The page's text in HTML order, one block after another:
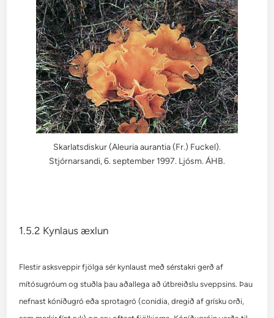
Skarlatsdiskur (Aleuria aurantia (Fr.) Fuckel).
Stjórnarsandi, 6. september 1997. Ljósm. ÁHB.
1.5.2 Kynlaus æxlun
Flestir asksveppir fjölga sér kynlaust með sérstakri gerð af
mítósugróum og stuðla þau aðallega að útbreiðslu sveppsins. Þau
nefnast kóníðugró eða sprotagró (conidia, dregið af grísku orði,